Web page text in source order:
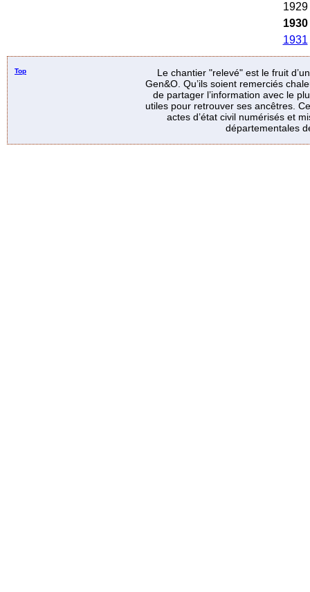
1929
1930
1931
Top
Le chantier "relevé" est le fruit
Gen&O. Qu’ils soient remerciés
de partager l’information avec le
utiles pour retrouver ses ancêtres.
actes d’état civil numérisés et
départementales